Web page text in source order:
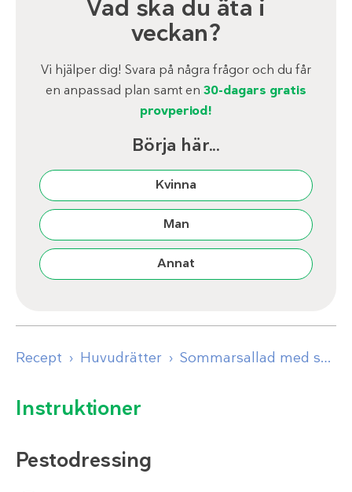
Vad ska du äta i
veckan?
Vi hjälper dig! Svara på några frågor och du får
en anpassad plan samt en 30-dagars gratis
provperiod!
Börja här...
Kvinna
Man
Annat
Recept Huvudrätter Sommarsallad med sparris och halloumi
Instruktioner
Pestodressing